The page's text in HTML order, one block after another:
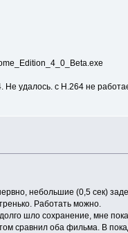
Не удалось. с H.264 не
небольшие (0,5 сек)
Работать можно.
шло сохранение, мне
сравнил оба фильма. В